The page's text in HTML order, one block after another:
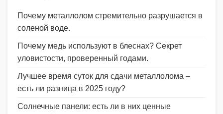
Почему металлолом стремительно разрушается в
соленой воде.
Почему медь используют в блеснах? Секрет
уловистости, проверенный годами.
Лучшее время суток для сдачи металлолома –
есть ли разница в 2025 году?
Солнечные панели: есть ли в них ценные